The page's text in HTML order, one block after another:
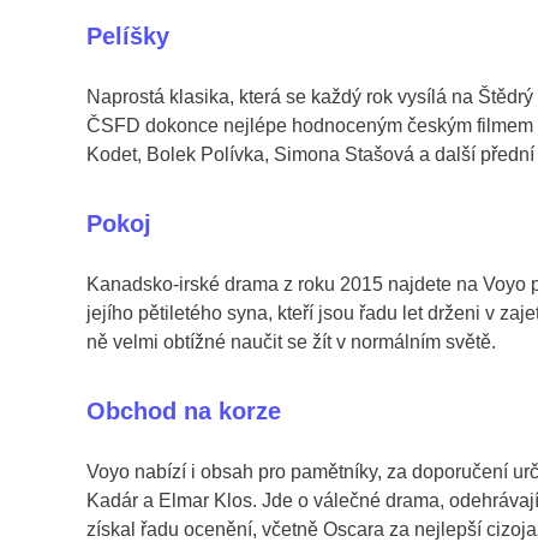
Pelíšky
Naprostá klasika, která se každý rok vysílá na
ČSFD dokonce nejlépe hodnoceným českým
Kodet, Bolek Polívka, Simona Stašová a další
Pokoj
Kanadsko-irské drama z roku 2015 najdete na
jejího pětiletého syna, kteří jsou řadu let drženi v
ně velmi obtížné naučit se žít v normálním světě.
Obchod na korze
Voyo nabízí i obsah pro pamětníky, za doporučení
Kadár a Elmar Klos. Jde o válečné drama,
získal řadu ocenění, včetně Oscara za nejlepší